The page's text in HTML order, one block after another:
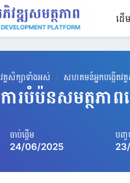
ដើម
វគ្គសិក្សាទាំងអស់ សហគមន៍អ្នកបង្កើតវគ្
ការបំប៉នសមត្ថភាព
ចាប់ផ្តើម
24/06/2025
បញ្